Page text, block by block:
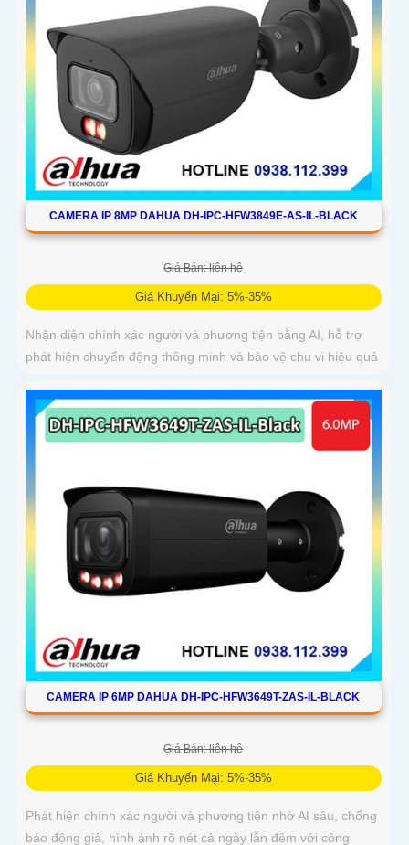
CAMERA IP 8MP DAHUA DH-IPC-HFW3849E-AS-IL-BLACK
Giá Bán: liên hệ
Giá Khuyến Mại: 5%-35%
Nhận diện chính xác người và phương tiện bằng AI, hỗ trợ
phát hiện chuyển động thông minh và bảo vệ chu vi hiệu quả
CAMERA IP 6MP DAHUA DH-IPC-HFW3649T-ZAS-IL-BLACK
Giá Bán: liên hệ
Giá Khuyến Mại: 5%-35%
Phát hiện chính xác người và phương tiện nhờ AI sâu, chống
báo động giả, hình ảnh rõ nét cả ngày lẫn đêm với công